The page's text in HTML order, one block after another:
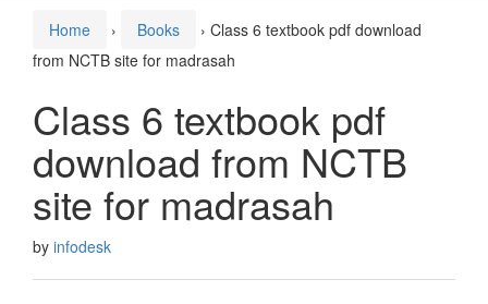
Home › Books › Class 6 textbook pdf download
from NCTB site for madrasah
Class 6 textbook pdf
download from NCTB
site for madrasah
by infodesk